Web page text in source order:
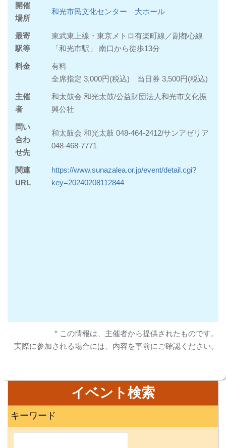
開催
場所
和光市民文化センター 大ホール
最寄
駅等
東武東上線・東京メトロ有楽町線／副都心線
「和光市駅」 南口から徒歩13分
料金
有料
全席指定 3,000円(税込) 当日券 3,500円(税込)
主催
者
和太鼓会 和光太鼓/公益財団法人和光市文化振
興公社
問い
合わ
せ先
和太鼓会 和光太鼓 048-464-2412/サンアゼリア
048-468-7771
関連
URL
https://www.sunazalea.or.jp/event/detail.cgi?
key=20240208112844
* この情報は、主催者から提供されたものです。
実際に参加される場合には、内容を事前にご確認ください。
イベント検索
キーワード